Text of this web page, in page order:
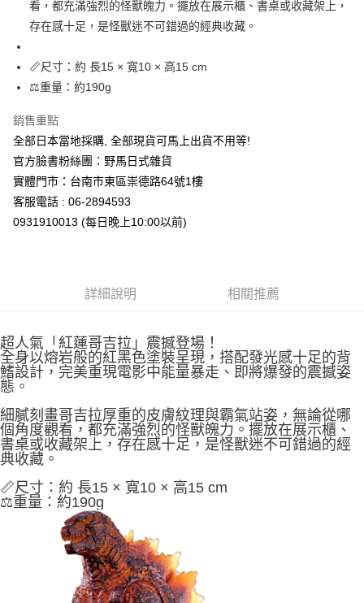
元大商業銀行
永豐商業銀行
玉山商業銀行
星展（台灣）商業銀行
台灣樂天信用卡公司
Google Pay
運送方式
全家取貨付款
每筆NT$65，滿NT$999(含以上)免運費
付款後全家取貨
每筆NT$65，滿NT$999(含以上)免運費
付款後7-11取貨
宅配
每筆NT$100，滿NT$999(含以上)免運費
看，都充滿強烈的怪獸魄力。擺放在展示櫃、書桌或收藏架上，
存在感十足，是怪獸迷不可錯過的經典收藏。
📏尺寸：約 長15 × 寬10 × 高15 cm
⚖️重量：約190g
銷售重點
全部日本當地採購, 全部現貨可馬上出貨不用等!
官方臉書粉絲團：野馬日式雜貨
實體門市：台南市東區崇德路64號1樓
客服電話 : 06-2894593
0931910013 (每日晚上10:00以前)
詳細說明 相關推薦
超人氣「紅蓮哥吉拉」震撼登場！
全身以熔岩般的紅黑色塗裝呈現，搭配發光感十足的背
鰭設計，完美重現電影中能量暴走、即將爆發的震撼姿
態。
細膩刻畫哥吉拉厚重的皮膚紋理與霸氣站姿，無論從哪
個角度觀看，都充滿強烈的怪獸魄力。擺放在展示櫃、
書桌或收藏架上，存在感十足，是怪獸迷不可錯過的經
典收藏。
📏尺寸：約 長15 × 寬10 × 高15 cm
⚖️重量：約190g